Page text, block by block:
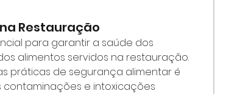
Restauração
para garantir a saúde dos
alimentos servidos na restauração.
práticas de segurança alimentar é
e intoxicações